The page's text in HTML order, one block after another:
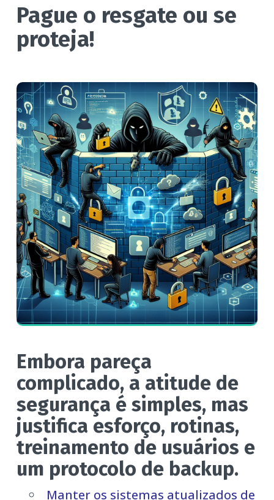
Pague o resgate ou se
proteja!
Embora pareça
complicado, a atitude de
segurança é simples, mas
justifica esforço, rotinas,
treinamento de usuários e
um protocolo de backup.
Manter os sistemas atualizados de